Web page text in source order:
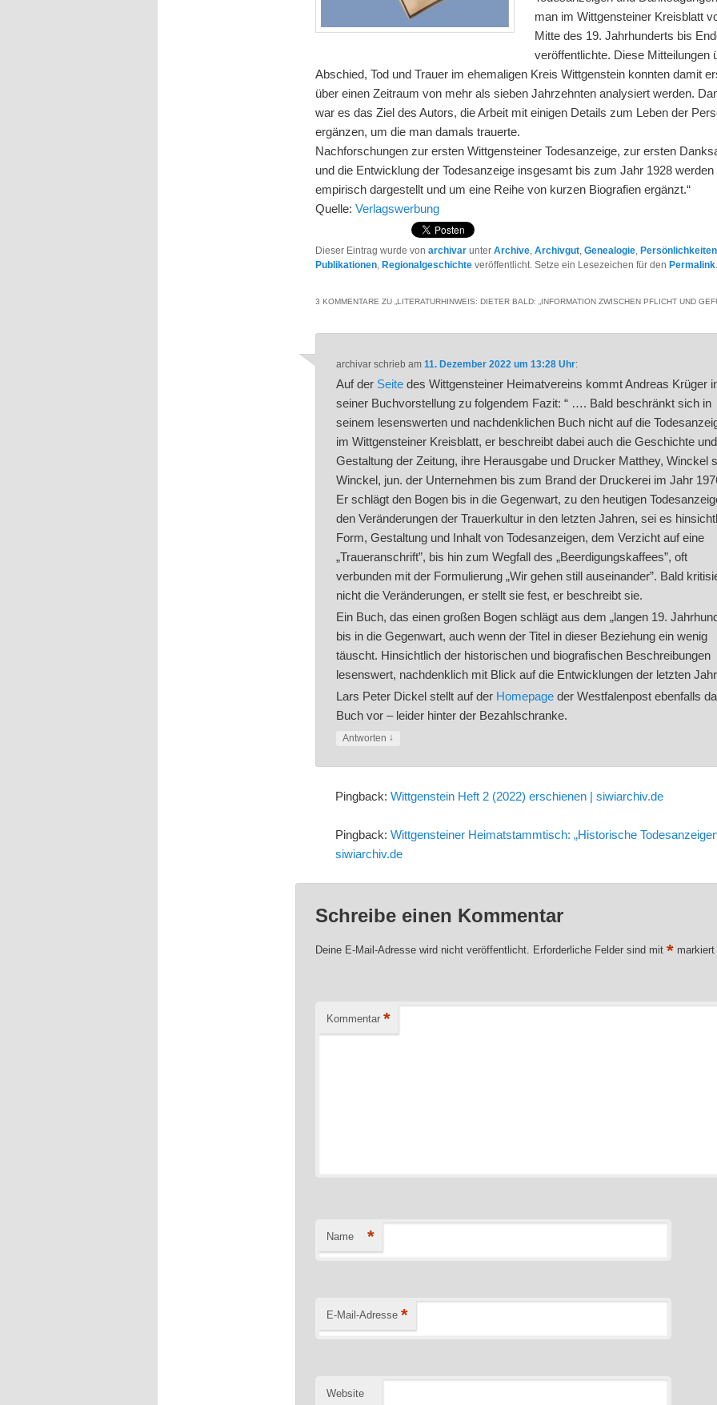
man im Wittgensteiner Kreisblatt
Mitte des 19. Jahrhunderts bis
veröffentlichte. Diese Mitteilungen
Abschied, Tod und Trauer im ehemaligen Kreis Wittgenstein konnten damit
über einen Zeitraum von mehr als sieben Jahrzehnten analysiert werden.
war es das Ziel des Autors, die Arbeit mit einigen Details zum Leben der
ergänzen, um die man damals trauerte.
Nachforschungen zur ersten Wittgensteiner Todesanzeige, zur ersten
und die Entwicklung der Todesanzeige insgesamt bis zum Jahr 1928 werden
empirisch dargestellt und um eine Reihe von kurzen Biografien ergänzt.“
Quelle:Verlagswerbung
Dieser Eintrag wurde vonarchivar unterArchive,Archivgut,Genealogie, Persönlichkeiten
Publikationen, Regionalgeschichte veröffentlicht. Setze ein Lesezeichen für den Permalink
3 KOMMENTARE ZU „LITERATURHINWEIS: DIETER BALD: „INFORMATION ZWISCHEN PFLICHT UND
archivar schrieb am 11. Dezember 2022 um 13:28 Uhr:
Auf der Seite des Wittgensteiner Heimatvereins kommt Andreas Krüger
seiner Buchvorstellung zu folgendem Fazit: “ …. Bald beschränkt sich in
seinem lesenswerten und nachdenklichen Buch nicht auf die
im Wittgensteiner Kreisblatt, er beschreibt dabei auch die Geschichte und
Gestaltung der Zeitung, ihre Herausgabe und Drucker Matthey, Winckel
Winckel, jun. der Unternehmen bis zum Brand der Druckerei im Jahr
Er schlägt den Bogen bis in die Gegenwart, zu den heutigen
den Veränderungen der Trauerkultur in den letzten Jahren, sei es
Form, Gestaltung und Inhalt von Todesanzeigen, dem Verzicht auf eine
„Traueranschrift”, bis hin zum Wegfall des „Beerdigungskaffees”, oft
verbunden mit der Formulierung „Wir gehen still auseinander”. Bald
nicht die Veränderungen, er stellt sie fest, er beschreibt sie.
Ein Buch, das einen großen Bogen schlägt aus dem „langen 19.
bis in die Gegenwart, auch wenn der Titel in dieser Beziehung ein wenig
täuscht. Hinsichtlich der historischen und biografischen Beschreibungen
lesenswert, nachdenklich mit Blick auf die Entwicklungen der letzten
Lars Peter Dickel stellt auf der Homepage der Westfalenpost ebenfalls
Buch vor – leider hinter der Bezahlschranke.
Antworten ↓
Pingback: Wittgenstein Heft 2 (2022) erschienen | siwiarchiv.de
Pingback: Wittgensteiner Heimatstammtisch: „Historische
siwiarchiv.de
Schreibe einen Kommentar
Deine E-Mail-Adresse wird nicht veröffentlicht. Erforderliche Felder sind mit* markiert
Kommentar *
Name *
E-Mail-Adresse *
Website